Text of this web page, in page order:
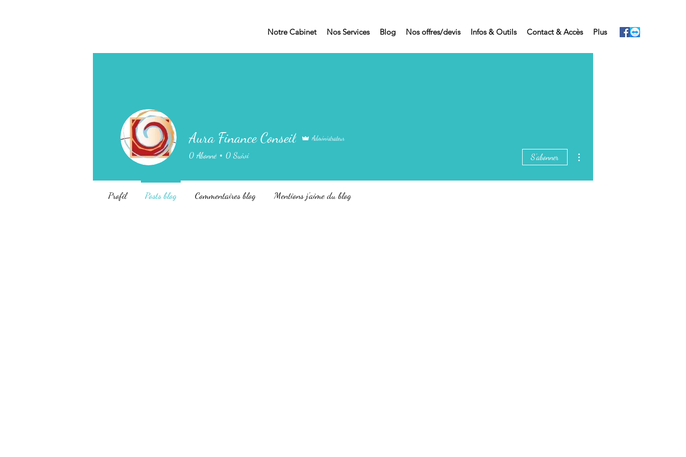
Notre Cabinet Nos Services Blog Nos offres/devis Infos & Outils Contact & Accès Plus
Aura Finance Conseil Administrateur
0 Abonné 0 Suivi S'abonner
Profil Posts blog Commentaires blog Mentions j'aime du blog